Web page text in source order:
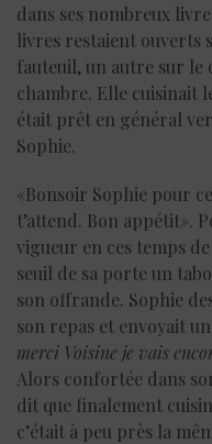
dans ses nombreux
livres restaient ouverts
fauteuil, un autre sur le
chambre. Elle cuisinait
était prêt en général
Sophie.
«Bonsoir Sophie pour
t’attend. Bon appétit».
vigueur en ces temps
seuil de sa porte un
son offrande. Sophie
son repas et envoyait
merci Voisine je vais
Alors confortée dans
dit que finalement
c’était à peu près la